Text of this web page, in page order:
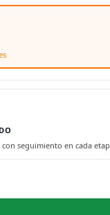
seguimiento en cada